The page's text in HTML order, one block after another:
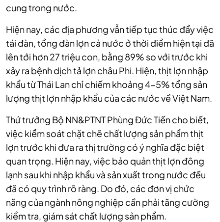
cung trong nước.
Hiện nay, các địa phương vẫn tiếp tục thúc đẩy việc
tái đàn, tổng đàn lợn cả nước ở thời điểm hiện tại đã
lên tới hơn 27 triệu con, bằng 89% so với trước khi
xảy ra bệnh dịch tả lợn châu Phi. Hiện, thịt lợn nhập
khẩu từ Thái Lan chỉ chiếm khoảng 4-5% tổng sản
lượng thịt lợn nhập khẩu của các nước về Việt Nam.
Thứ trưởng Bộ NN&PTNT Phùng Đức Tiến cho biết,
việc kiểm soát chặt chẽ chất lượng sản phẩm thịt
lợn trước khi đưa ra thị trường có ý nghĩa đặc biệt
quan trọng. Hiện nay,việc bảo quản thịt lợn đông
lạnh sau khi nhập khẩu và sản xuất trong nước đều
đã có quy trình rõ ràng. Do đó, các đơn vị chức
năng của ngành nông nghiệp cần phải tăng cường
kiểm tra, giám sát chất lượng sản phẩm.